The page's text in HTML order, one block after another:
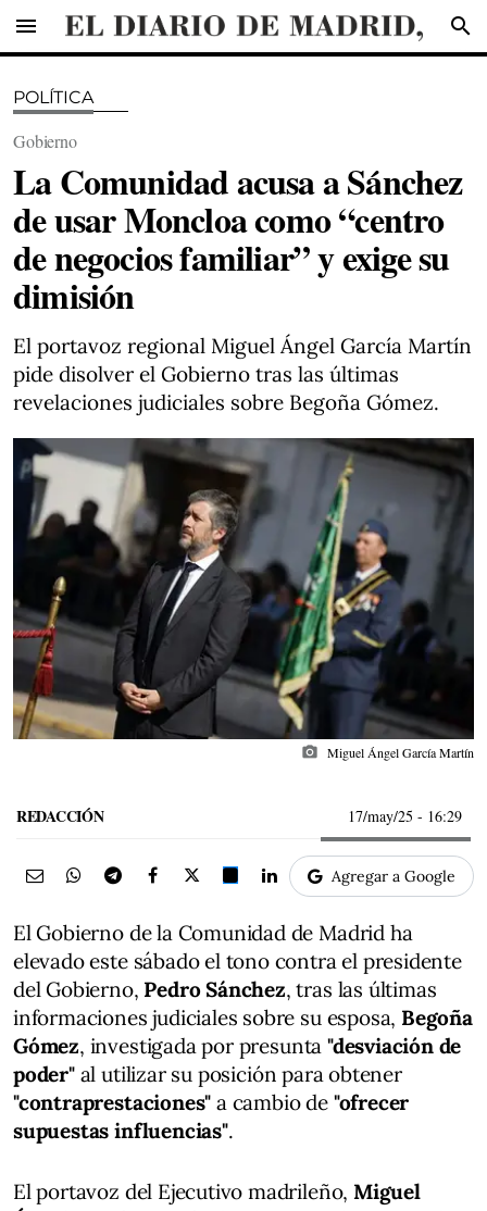
menu search
POLÍTICA
Gobierno
La Comunidad acusa a Sánchez
de usar Moncloa como “centro
de negocios familiar” y exige su
dimisión
El portavoz regional Miguel Ángel García Martín
pide disolver el Gobierno tras las últimas
revelaciones judiciales sobre Begoña Gómez.
photo_camera Miguel Ángel García Martín
REDACCIÓN 17/may/25 - 16:29
Agregar a Google
El Gobierno de la Comunidad de Madrid ha
elevado este sábado el tono contra el presidente
del Gobierno, Pedro Sánchez, tras las últimas
informaciones judiciales sobre su esposa, Begoña
Gómez, investigada por presunta "desviación de
poder"al utilizar su posición para obtener
"contraprestaciones" a cambio de "ofrecer
supuestas influencias".
El portavoz del Ejecutivo madrileño, Miguel